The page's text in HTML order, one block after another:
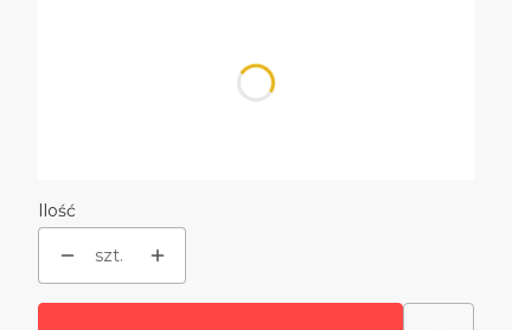
Opcjonalne
Ilość
szt.